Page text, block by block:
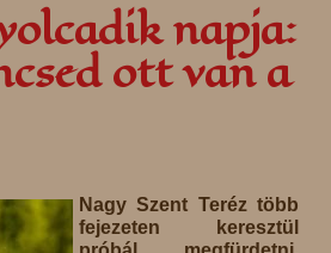
napja:
ott van a
Nagy Szent Teréz több
fejezeten keresztül